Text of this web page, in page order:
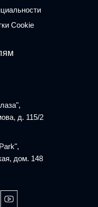
Cookie
д. 115/2
дом. 148